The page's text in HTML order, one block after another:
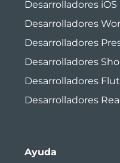
Desarrolladores iOS
Desarrolladores
Desarrolladores
Desarrolladores
Desarrolladores
Desarrolladores
Ayuda